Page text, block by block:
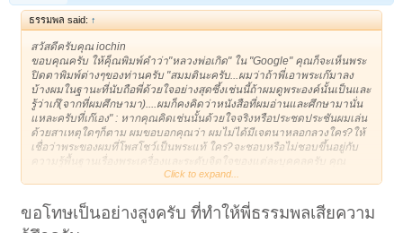
ธรรมพล said: ↑
สวัสดีครับคุณ iochin
ขอบคุณครับ ให้คุ็ณพิมพ์คำว่า"หลวงพ่อเกิด" ใน "Google" คุณก็จะเห็นพระ
ปิดตาพิมพ์ต่างๆของท่านครับ "สมมตินะครับ...ผมว่าถ้าพี่เอาพระเก๊มาลง
บ้างผมในฐานะที่นับถือพี่ด้วยใจอย่างสุดซึ้งเช่นนี้ถ้าผมดูพระองค์นั้นเป็นและ
รู้ว่าเก๊(จากที่ผมศึกษามา)....ผมก็คงคิดว่าหนังสือที่ผมอ่านและศึกษามานั่น
แหละครับที่เก๊เอง" : หากคุณคิดเช่นนั้นด้วยใจจริงหรือประชดประชันผมเล่น
ด้วยสาเหตุใดๆก็ตาม ผมขอบอกคุณว่า ผมไม่ได้มีเจตนาหลอกลวงใคร?ให้
เชื่อว่าพระของผมที่โพสโชว์เป็นพระแท้ ใคร?จะชอบหรือไม่ชอบขึ้นอยู่กับ
ความรู้พื้นฐานเรื่องพระเครื่องและระดับจิตใจของแต่ละบุคคลครับ คุณ
ศึกษามาอย่างไร?ก็ขอจงศึกษาต่อไปเถิดครับ หากคุณดูว่าพระของผมเก๊
อย่างเต็มที่ครับ อย่ามาใช้สำนวนภาษาแฝงเร้นความหมายเช่นนี้ มันเสีย
ความรู้สึกครับ
Click to expand...
ขอโทษเป็นอย่างสูงครับ ที่ทำให้พี่ธรรมพลเสียความ